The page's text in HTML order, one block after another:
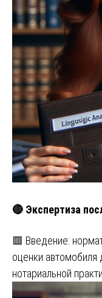
🔴 Экспертиза
🟥 Введение:
оценки автомобиля
нотариальной